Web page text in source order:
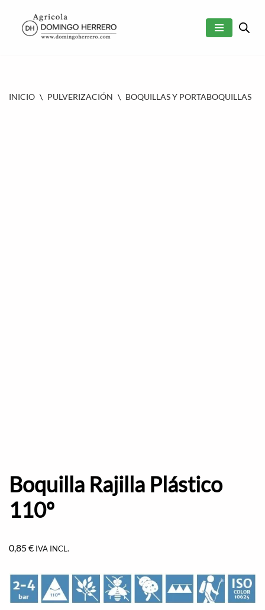
SALTAR
INICIO \ PULVERIZACIÓN \ BOQUILLAS Y PORTABOQUILLAS
Boquilla Rajilla Plástico
110º
0,85€ IVA INCL.